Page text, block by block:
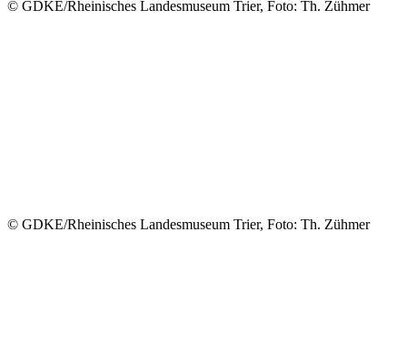
© GDKE/Rheinisches Landesmuseum Trier, Foto: Th. Zühmer
© GDKE/Rheinisches Landesmuseum Trier, Foto: Th. Zühmer